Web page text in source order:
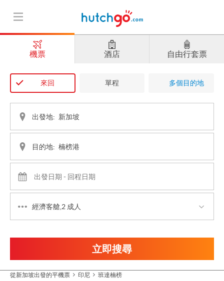
機票 酒店 自由行套票
來回 單程 多個目的地
出發地:
目的地:
經濟客艙,2 成人
立即搜尋
從新加坡出發的平機票 印尼 班達楠榜